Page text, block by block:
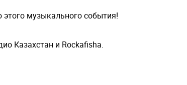
музыкального события!
Казахстан и Rockafisha.